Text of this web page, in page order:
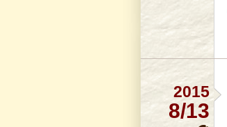
2015
8/13